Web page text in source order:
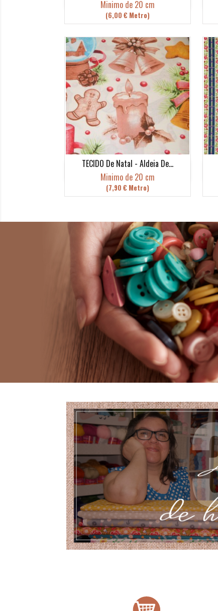
Minimo de 20 cm
(6,00 € Metro)
TECIDO De Natal - Aldeia De...
Minimo de 20 cm
(7,90 € Metro)
 Vista rápida